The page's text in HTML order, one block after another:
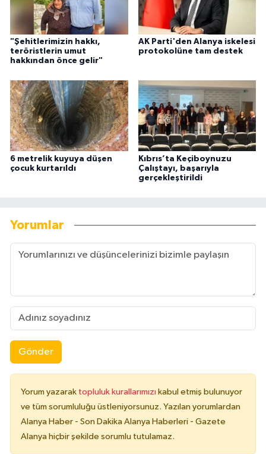
"Şehitlerimizin hakkı,
teröristlerin umut
hakkından önce gelir"
AK Parti'den Alanya iskelesi
protokolüne tam destek
6 metrelik kuyuya düşen
çocuk kurtarıldı
Kıbrıs’ta Keçiboynuzu
Çalıştayı, başarıyla
gerçekleştirildi
Yorumlar
Gönder
Yorum yazarak topluluk kurallarımızı kabul etmiş bulunuyor
ve tüm sorumluluğu üstleniyorsunuz. Yazılan yorumlardan
Alanya Haber - Son Dakika Alanya Haberleri - Gazete
Alanya hiçbir şekilde sorumlu tutulamaz.